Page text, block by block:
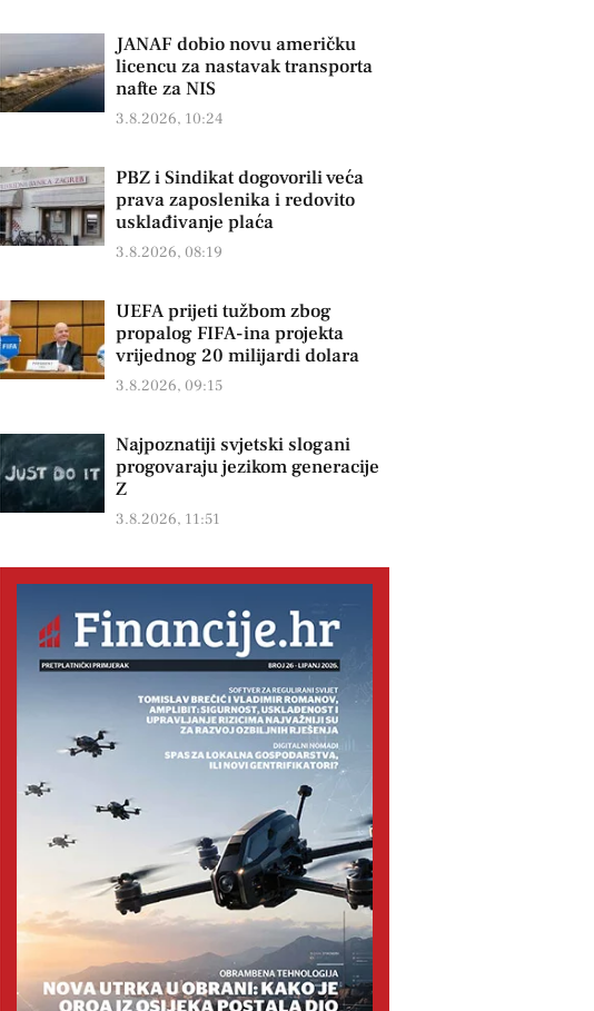
JANAF dobio novu američku
licencu za nastavak transporta
nafte za NIS
3.8.2026, 10:24
PBZ i Sindikat dogovorili veća
prava zaposlenika i redovito
usklađivanje plaća
3.8.2026, 08:19
UEFA prijeti tužbom zbog
propalog FIFA-ina projekta
vrijednog 20 milijardi dolara
3.8.2026, 09:15
Najpoznatiji svjetski slogani
progovaraju jezikom generacije
Z
3.8.2026, 11:51